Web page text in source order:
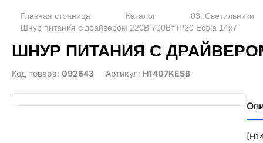
Главная страница Каталог
03. Светильники
Шнур питания с драйвером 220В 700Вт IP20 Ecola 14x7
ШНУР ПИТАНИЯ С ДРАЙВЕРОМ
Код товара: 092643 Артикул: H1407KESB